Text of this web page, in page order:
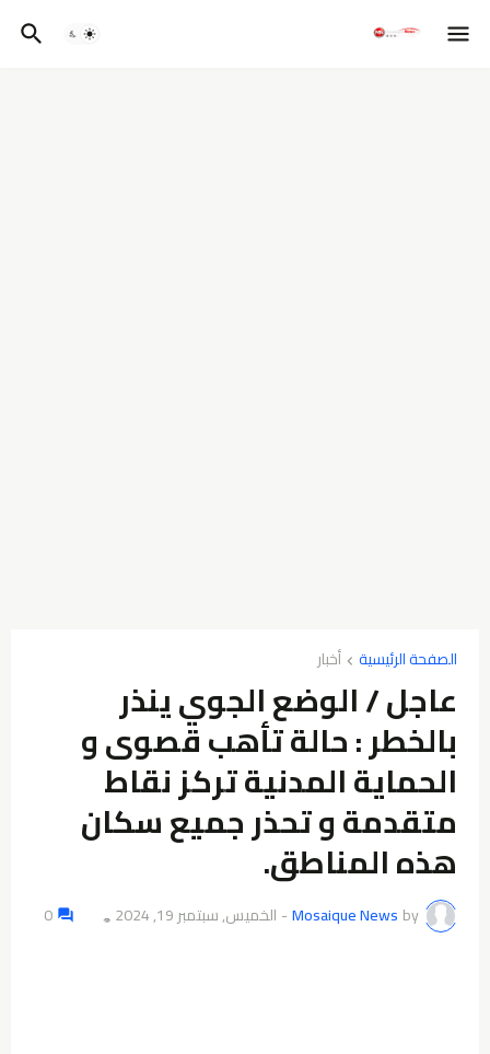
الصفحة الرئيسية أخبار
عاجل / الوضع الجوي ينذر
بالخطر : حالة تأهب قصوى و
الحماية المدنية تركز نقاط
متقدمة و تحذر جميع سكان
هذه المناطق.
by
Mosaique News
- الخميس, سبتمبر 19, 2024 👁️
0